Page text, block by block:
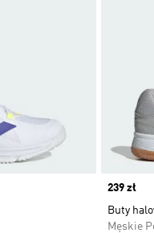
Price
239 zł
Buty
Męskie